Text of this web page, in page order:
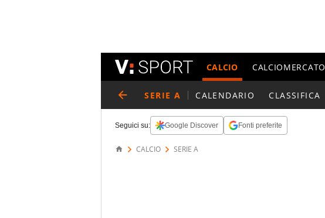
CALCIO CALCIOMERCATO
SERIE A CALENDARIO CLASSIFICA
Seguici su: Google Discover Fonti preferite
CALCIO SERIE A